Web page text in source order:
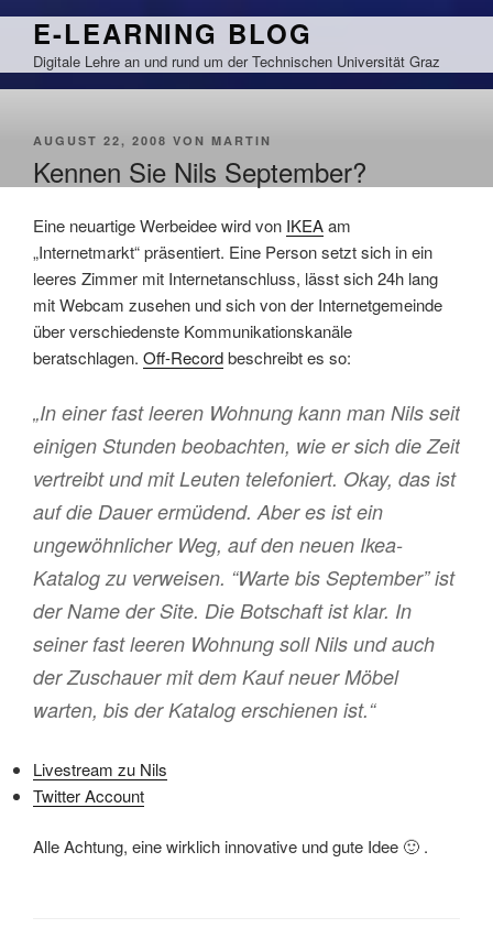
Zum
springen
E-LEARNING BLOG
Digitale Lehre an und rund um der Technischen Universität Graz
VERÖFFENTLICHT
AUGUST 22, 2008 VON MARTIN
Kennen Sie Nils September?
Eine neuartige Werbeidee wird von IKEAam
„Internetmarkt“ präsentiert. Eine Person setzt sich in ein
leeres Zimmer mit Internetanschluss, lässt sich 24h lang
mit Webcam zusehen und sich von der Internetgemeinde
über verschiedenste Kommunikationskanäle
beratschlagen. Off-Recordbeschreibt es so:
„In einer fast leeren Wohnung kann man Nils seit
einigen Stunden beobachten, wie er sich die Zeit
vertreibt und mit Leuten telefoniert. Okay, das ist
auf die Dauer ermüdend. Aber es ist ein
ungewöhnlicher Weg, auf den neuen Ikea-
Katalog zu verweisen. “Warte bis September” ist
der Name der Site. Die Botschaft ist klar. In
seiner fast leeren Wohnung soll Nils und auch
der Zuschauer mit dem Kauf neuer Möbel
warten, bis der Katalog erschienen ist.“
Livestream zu Nils
Twitter Account
Alle Achtung, eine wirklich innovative und gute Idee 🙂 .